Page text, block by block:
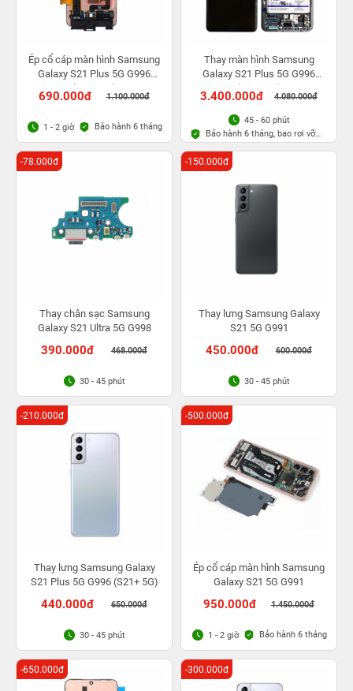
Ép cổ cáp màn hình Samsung
Galaxy S21 Plus 5G G996
(S21+ 5G)
690.000đ 1.100.000đ
1 - 2 giờ Bảo hành 6 tháng
Thay màn hình Samsung
Galaxy S21 Plus 5G G996
(S21+ 5G)
3.400.000đ 4.080.000đ
45 - 60 phút
Bảo hành 6 tháng, bao rơi vỡ
kính
Thay chân sạc Samsung
Galaxy S21 Ultra 5G G998
390.000đ 468.000đ
-78.000đ
30 - 45 phút
Thay lưng Samsung Galaxy
S21 5G G991
450.000đ 600.000đ
-150.000đ
30 - 45 phút
Thay lưng Samsung Galaxy
S21 Plus 5G G996 (S21+ 5G)
440.000đ 650.000đ
-210.000đ
30 - 45 phút
Ép cổ cáp màn hình Samsung
Galaxy S21 5G G991
950.000đ 1.450.000đ
-500.000đ
1 - 2 giờ Bảo hành 6 tháng
-650.000đ -300.000đ